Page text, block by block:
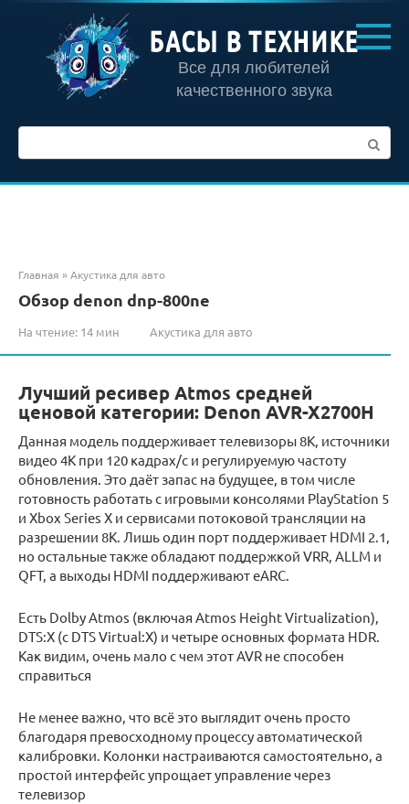
контенту
БАСЫ В ТЕХНИКЕ
Все для любителей
качественного звука
Главная »Акустика для авто
Обзор denon dnp-800ne
На чтение: 14 мин Акустика для авто
Лучший ресивер Atmos средней
ценовой категории: Denon AVR-X2700H
Данная модель поддерживает телевизоры 8K, источники
видео 4K при 120 кадрах/с и регулируемую частоту
обновления. Это даёт запас на будущее, в том числе
готовность работать с игровыми консолями PlayStation 5
и Xbox Series X и сервисами потоковой трансляции на
разрешении 8K. Лишь один порт поддерживает HDMI 2.1,
но остальные также обладают поддержкой VRR, ALLM и
QFT, а выходы HDMI поддерживают eARC.
Есть Dolby Atmos (включая Atmos Height Virtualization),
DTS:X (с DTS Virtual:X) и четыре основных формата HDR.
Как видим, очень мало с чем этот AVR не способен
справиться
Не менее важно, что всё это выглядит очень просто
благодаря превосходному процессу автоматической
калибровки. Колонки настраиваются самостоятельно, а
простой интерфейс упрощает управление через
телевизор